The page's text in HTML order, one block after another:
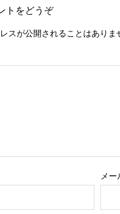
トをどうぞ
スが公開されることはありま
メ